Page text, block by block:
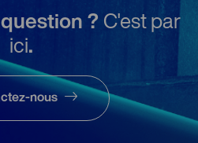
? C'est par
ici.
nous